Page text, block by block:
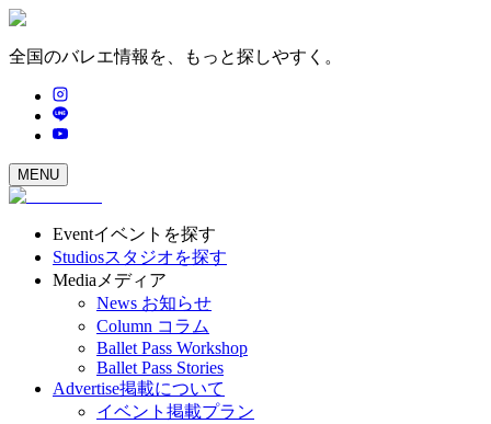
全国のバレエ情報を、もっと探しやすく。
MENU
Eventイベントを探す
Studiosスタジオを探す
Media メディア
News お知らせ
Column コラム
Ballet Pass Workshop
Ballet Pass Stories
Advertise掲載について
イベント掲載プラン